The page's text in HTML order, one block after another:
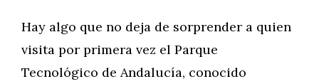
Hay algo que no deja de sorprender a quien
visita por primera vez el Parque
Tecnológico de Andalucía, conocido